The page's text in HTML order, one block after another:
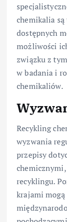
chemikalia
dostępnych
możliwości
związku z
w badania i
chemikaliów.
Recykling
wyzwania
przepisy
recyklingu.
krajami